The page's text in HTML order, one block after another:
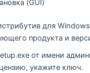
(GUI)
для
продукта и
от имени
укажите ключ.